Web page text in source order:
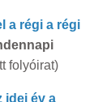
a régi a régi
folyóirat)
idei év a